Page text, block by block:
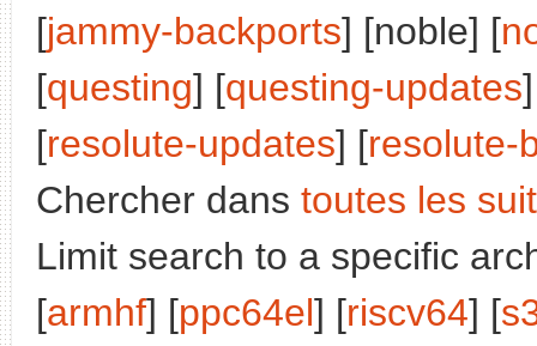
[jammy-backports] [noble] [
[questing] [questing-updates
[resolute-updates] [resolute-
Chercher dans toutes les
Limit search to a specific
[armhf] [ppc64el] [riscv64] [